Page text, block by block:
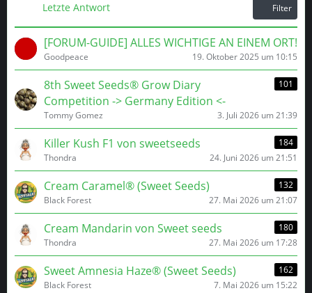
Letzte Antwort Filter
[FORUM-GUIDE] ALLES WICHTIGE AN EINEM ORT!
Goodpeace 19. Oktober 2025 um 10:15
8th Sweet Seeds® Grow Diary
Competition -> Germany Edition <-
101
Tommy Gomez 3. Juli 2026 um 21:39
Killer Kush F1 von sweetseeds
184
Thondra
24. Juni 2026 um 21:51
Cream Caramel® (Sweet Seeds)
132
Black Forest
27. Mai 2026 um 21:07
Cream Mandarin von Sweet seeds
180
Thondra
27. Mai 2026 um 17:28
Sweet Amnesia Haze® (Sweet Seeds)
162
Black Forest
7. Mai 2026 um 15:22